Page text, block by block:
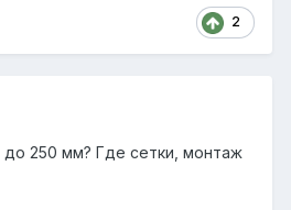
2
250 мм? Где сетки, монтаж